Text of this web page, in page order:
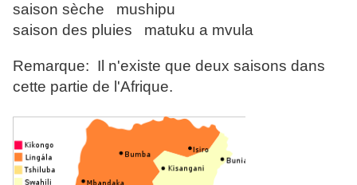
saison sèche mushipu
saison des pluies matuku a mvula
Remarque: Il n'existe que deux saisons dans
cette partie de l'Afrique.